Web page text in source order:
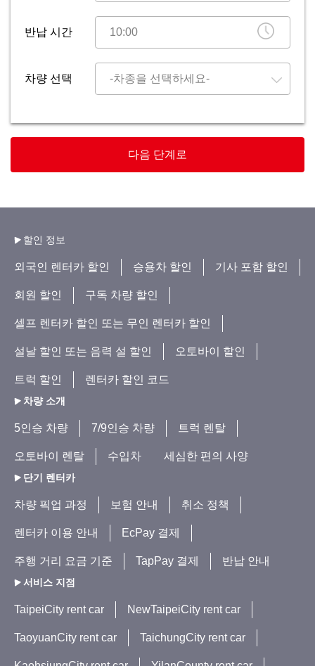
반납 시간
차량 선택
다음 단계로
할인 정보
외국인 렌터카 할인 승용차 할인 기사 포함 할인
회원 할인 구독 차량 할인
셀프 렌터카 할인 또는 무인 렌터카 할인
설날 할인 또는 음력 설 할인 오토바이 할인
트럭 할인 렌터카 할인 코드
차량 소개
5인승 차량 7/9인승 차량 트럭 렌탈
오토바이 렌탈 수입차 세심한 편의 사양
단기 렌터카
차량 픽업 과정 보험 안내 취소 정책
렌터카 이용 안내 EcPay 결제
주행 거리 요금 기준 TapPay 결제 반납 안내
서비스 지점
TaipeiCity rent car NewTaipeiCity rent car
TaoyuanCity rent car TaichungCity rent car